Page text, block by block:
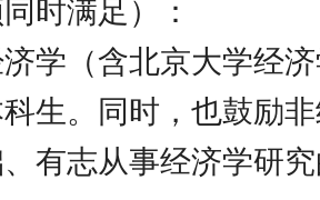
时满足）：
学（含北京大学经济
生。同时，也鼓励
有志从事经济学研